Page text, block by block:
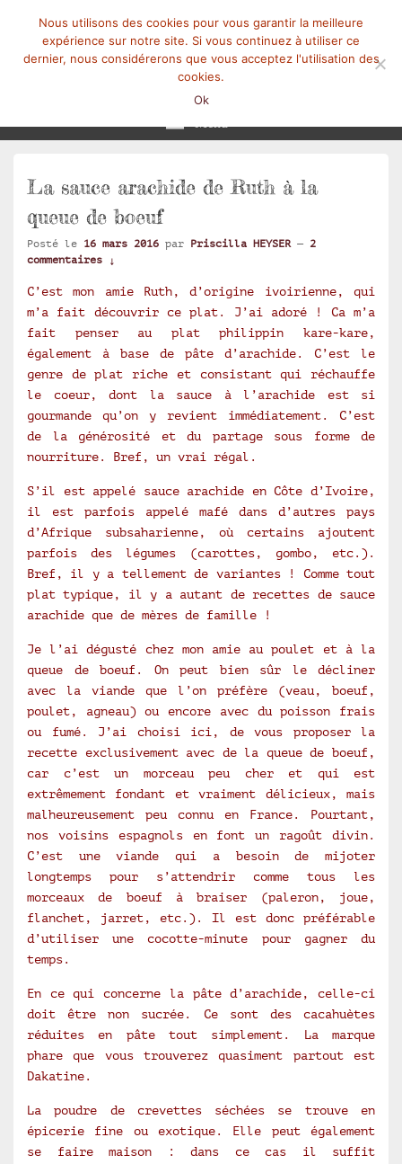
La sauce arachide de Ruth à la
queue de boeuf
Posté le 16 mars 2016 par Priscilla HEYSER — 2
commentaires ↓
C’est mon amie Ruth, d’origine ivoirienne, qui
m’a fait découvrir ce plat. J’ai adoré ! Ca m’a
fait penser au plat philippin kare-kare,
également à base de pâte d’arachide. C’est le
genre de plat riche et consistant qui réchauffe
le coeur, dont la sauce à l’arachide est si
gourmande qu’on y revient immédiatement. C’est
de la générosité et du partage sous forme de
nourriture. Bref, un vrai régal.
S’il est appelé sauce arachide en Côte d’Ivoire,
il est parfois appelé mafé dans d’autres pays
d’Afrique subsaharienne, où certains ajoutent
parfois des légumes (carottes, gombo, etc.).
Bref, il y a tellement de variantes ! Comme tout
plat typique, il y a autant de recettes de sauce
arachide que de mères de famille !
Je l’ai dégusté chez mon amie au poulet et à la
queue de boeuf. On peut bien sûr le décliner
avec la viande que l’on préfère (veau, boeuf,
poulet, agneau) ou encore avec du poisson frais
ou fumé. J’ai choisi ici, de vous proposer la
recette exclusivement avec de la queue de boeuf,
car c’est un morceau peu cher et qui est
extrêmement fondant et vraiment délicieux, mais
malheureusement peu connu en France. Pourtant,
nos voisins espagnols en font un ragoût divin.
C’est une viande qui a besoin de mijoter
longtemps pour s’attendrir comme tous les
morceaux de boeuf à braiser (paleron, joue,
flanchet, jarret, etc.). Il est donc préférable
d’utiliser une cocotte-minute pour gagner du
temps.
En ce qui concerne la pâte d’arachide, celle-ci
doit être non sucrée. Ce sont des cacahuètes
réduites en pâte tout simplement. La marque
phare que vous trouverez quasiment partout est
Dakatine.
La poudre de crevettes séchées se trouve en
épicerie fine ou exotique. Elle peut également
se faire maison : dans ce cas il suffit
Nous utilisons des cookies pour vous garantir la meilleure
expérience sur notre site. Si vous continuez à utiliser ce
dernier, nous considérerons que vous acceptez l'utilisation des
cookies.
Ok